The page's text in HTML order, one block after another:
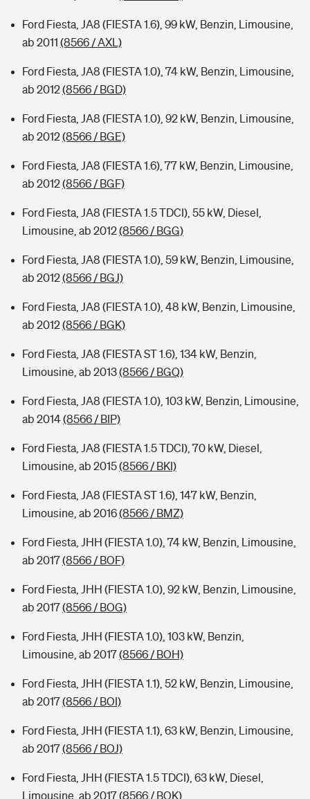
Ford Fiesta, JA8 (FIESTA 1.6), 99 kW, Benzin, Limousine,
ab 2011 (8566 / AXL)
Ford Fiesta, JA8 (FIESTA 1.0), 74 kW, Benzin, Limousine,
ab 2012(8566 / BGD)
Ford Fiesta, JA8 (FIESTA 1.0), 92 kW, Benzin, Limousine,
ab 2012(8566 / BGE)
Ford Fiesta, JA8 (FIESTA 1.6), 77 kW, Benzin, Limousine,
ab 2012(8566 / BGF)
Ford Fiesta, JA8 (FIESTA 1.5 TDCI), 55 kW, Diesel,
Limousine, ab 2012(8566 / BGG)
Ford Fiesta, JA8 (FIESTA 1.0), 59 kW, Benzin, Limousine,
ab 2012(8566 / BGJ)
Ford Fiesta, JA8 (FIESTA 1.0), 48 kW, Benzin, Limousine,
ab 2012(8566 / BGK)
Ford Fiesta, JA8 (FIESTA ST 1.6), 134 kW, Benzin,
Limousine, ab 2013(8566 / BGQ)
Ford Fiesta, JA8 (FIESTA 1.0), 103 kW, Benzin, Limousine,
ab 2014(8566 / BIP)
Ford Fiesta, JA8 (FIESTA 1.5 TDCI), 70 kW, Diesel,
Limousine, ab 2015(8566 / BKI)
Ford Fiesta, JA8 (FIESTA ST 1.6), 147 kW, Benzin,
Limousine, ab 2016(8566 / BMZ)
Ford Fiesta, JHH (FIESTA 1.0), 74 kW, Benzin, Limousine,
ab 2017(8566 / BOF)
Ford Fiesta, JHH (FIESTA 1.0), 92 kW, Benzin, Limousine,
ab 2017(8566 / BOG)
Ford Fiesta, JHH (FIESTA 1.0), 103 kW, Benzin,
Limousine, ab 2017(8566 / BOH)
Ford Fiesta, JHH (FIESTA 1.1), 52 kW, Benzin, Limousine,
ab 2017(8566 / BOI)
Ford Fiesta, JHH (FIESTA 1.1), 63 kW, Benzin, Limousine,
ab 2017(8566 / BOJ)
Ford Fiesta, JHH (FIESTA 1.5 TDCI), 63 kW, Diesel,
Limousine, ab 2017(8566 / BOK)